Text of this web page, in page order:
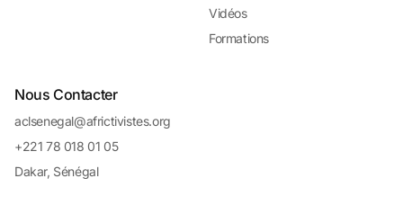
Vidéos
Formations
Nous Contacter
aclsenegal@africtivistes.org
+221 78 018 01 05
Dakar, Sénégal